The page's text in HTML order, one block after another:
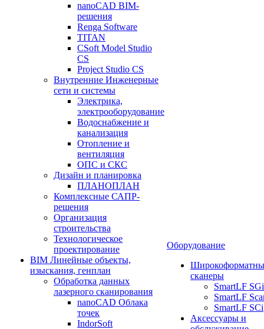
nanoCAD BIM-
решения
Renga Software
TITAN
CSoft Model Studio
CS
Project Studio CS
Внутренние Инженерные
сети и системы
Электрика,
электрооборудование
Водоснабжение и
канализация
Отопление и
вентиляция
ОПС и СКС
Дизайн и планировка
ПЛАНОПЛАН
Комплексные САПР-
решения
Организация
строительства
Технологическое
проектирование
BIM Линейные объекты,
изыскания, генплан
Обработка данных
лазерного сканирования
nanoCAD Облака
точек
IndorSoft
Оборудование
сканеры
SmartLF SGi
SmartLF
SmartLF SCi
Аксессуары и